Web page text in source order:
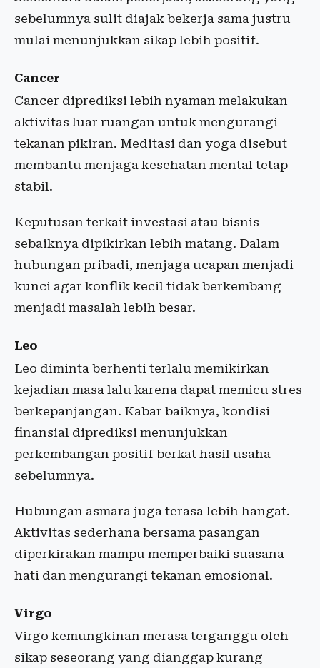
sebelumnya sulit diajak bekerja sama justru
mulai menunjukkan sikap lebih positif.
Cancer
Cancer diprediksi lebih nyaman melakukan
aktivitas luar ruangan untuk mengurangi
tekanan pikiran. Meditasi dan yoga disebut
membantu menjaga kesehatan mental tetap
stabil.
Keputusan terkait investasi atau bisnis
sebaiknya dipikirkan lebih matang. Dalam
hubungan pribadi, menjaga ucapan menjadi
kunci agar konflik kecil tidak berkembang
menjadi masalah lebih besar.
Leo
Leo diminta berhenti terlalu memikirkan
kejadian masa lalu karena dapat memicu stres
berkepanjangan. Kabar baiknya, kondisi
finansial diprediksi menunjukkan
perkembangan positif berkat hasil usaha
sebelumnya.
Hubungan asmara juga terasa lebih hangat.
Aktivitas sederhana bersama pasangan
diperkirakan mampu memperbaiki suasana
hati dan mengurangi tekanan emosional.
Virgo
Virgo kemungkinan merasa terganggu oleh
sikap seseorang yang dianggap kurang